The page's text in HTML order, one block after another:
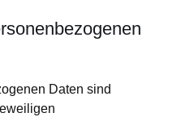
Daten sind